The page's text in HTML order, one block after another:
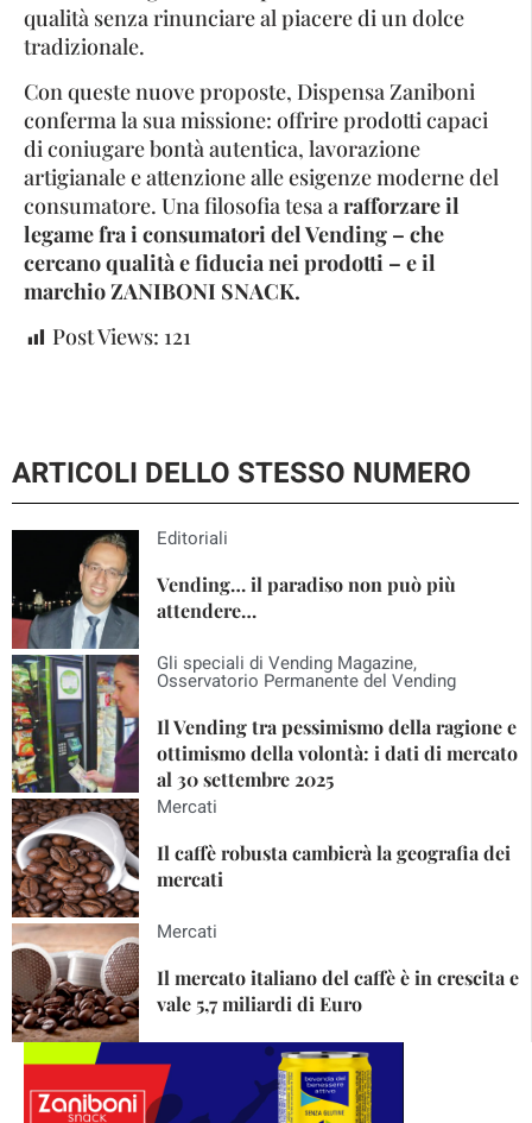
qualità senza rinunciare al piacere di un dolce
tradizionale.
Con queste nuove proposte, Dispensa Zaniboni
conferma la sua missione: offrire prodotti capaci
di coniugare bontà autentica, lavorazione
artigianale e attenzione alle esigenze moderne del
consumatore. Una filosofia tesa arafforzare il
legame fra i consumatori del Vending – che
cercano qualità e fiducia nei prodotti – e il
marchio ZANIBONI SNACK.
Post Views: 121
ARTICOLI DELLO STESSO NUMERO
Editoriali
Vending… il paradiso non può più
attendere…
Gli speciali di Vending Magazine,
Osservatorio Permanente del Vending
Il Vending tra pessimismo della ragione e
ottimismo della volontà: i dati di mercato
al 30 settembre 2025
Mercati
Il caffè robusta cambierà la geografia dei
mercati
Mercati
Il mercato italiano del caffè è in crescita e
vale 5,7 miliardi di Euro